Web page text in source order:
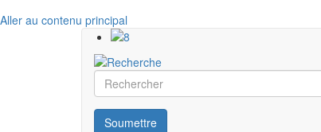
Aller au contenu principal
Rechercher
Soumettre